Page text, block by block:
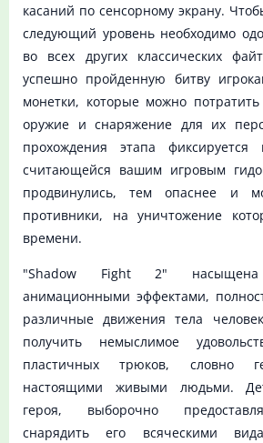
касаний по сенсорному экрану.
следующий уровень необходимо
во всех других классических
успешно пройденную битву
монетки, которые можно
оружие и снаряжение для их
прохождения этапа
считающейся вашим игровым
продвинулись, тем опаснее и
противники, на уничтожение
времени.
"Shadow Fight 2" насыщена
анимационными эффектами,
различные движения тела
получить немыслимое
пластичных трюков, словно
настоящими живыми людьми.
героя, выборочно
снарядить его всяческими